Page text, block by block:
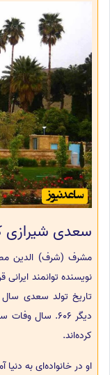
سعدی
مشرف (شرف) الدین
نویسنده توانمند
کرده‌اند.
او در خانواده‌ای به